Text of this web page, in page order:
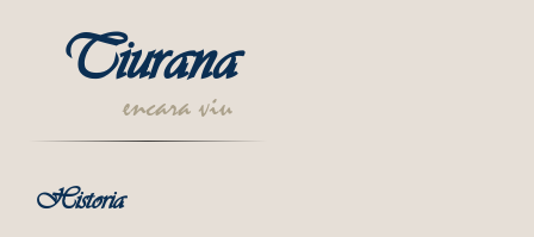
Tiurana
encara viu
Historia